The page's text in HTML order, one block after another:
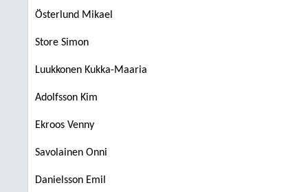
Österlund Mikael
Store Simon
Luukkonen Kukka-Maaria
Adolfsson Kim
Ekroos Venny
Savolainen Onni
Danielsson Emil